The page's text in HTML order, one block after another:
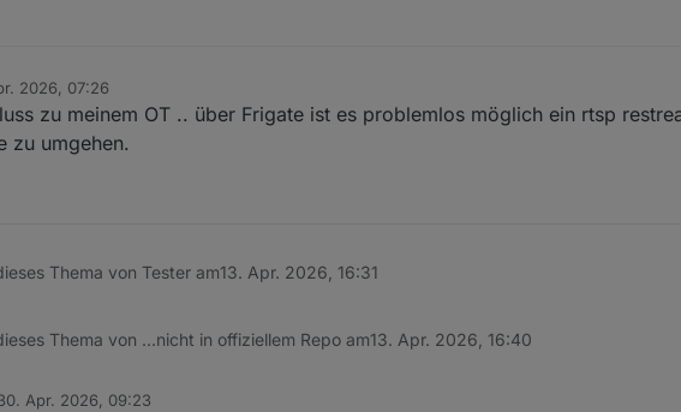
2026, 07:26
zu meinem OT .. über Frigate ist es problemlos möglich ein rtsp
zu umgehen.
Thema von Tester am13. Apr. 2026, 16:31
Thema von ...nicht in offiziellem Repo am13. Apr. 2026, 16:40
Apr. 2026, 09:23